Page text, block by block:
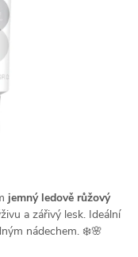
jemný ledově růžový
a zářivý lesk. Ideální
nádechem. ❄️🌸